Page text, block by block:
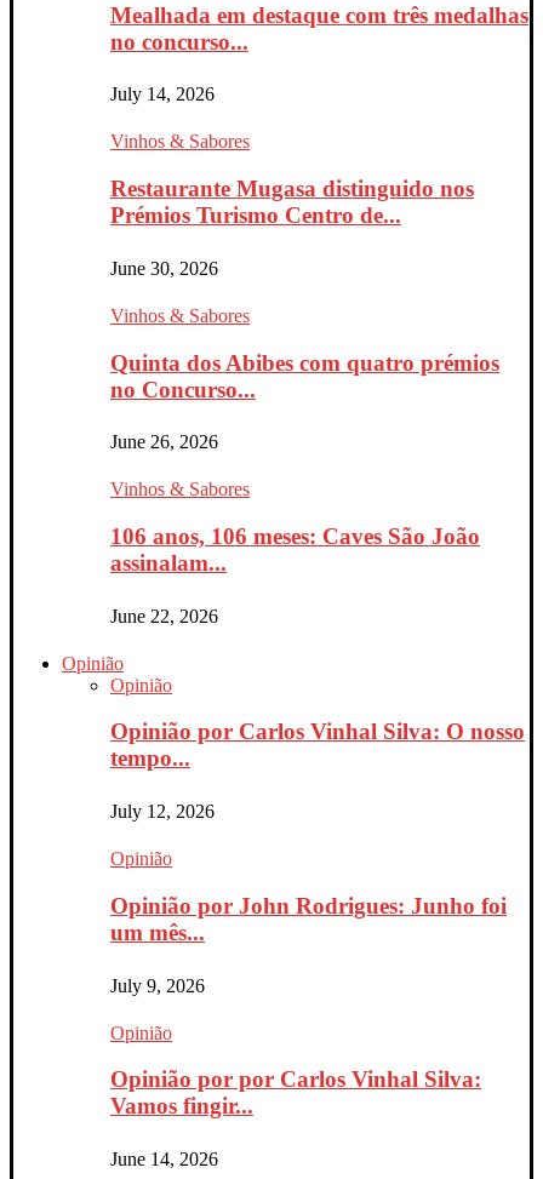
Mealhada em destaque com três medalhas
no concurso...
July 14, 2026
Vinhos & Sabores
Restaurante Mugasa distinguido nos
Prémios Turismo Centro de...
June 30, 2026
Vinhos & Sabores
Quinta dos Abibes com quatro prémios
no Concurso...
June 26, 2026
Vinhos & Sabores
106 anos, 106 meses: Caves São João
assinalam...
June 22, 2026
Opinião
Opinião
Opinião por Carlos Vinhal Silva: O nosso
tempo...
July 12, 2026
Opinião
Opinião por John Rodrigues: Junho foi
um mês...
July 9, 2026
Opinião
Opinião por por Carlos Vinhal Silva:
Vamos fingir...
June 14, 2026